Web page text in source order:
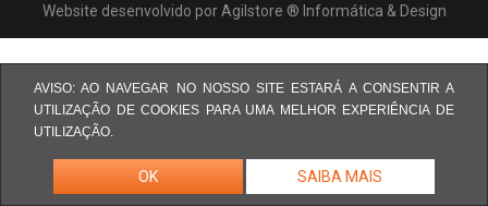
AVISO: AO NAVEGAR NO NOSSO SITE ESTARÁ A CONSENTIR A
UTILIZAÇÃO DE COOKIES PARA UMA MELHOR EXPERIÊNCIA DE
UTILIZAÇÃO.
OK SAIBA MAIS
Website desenvolvido por Agilstore ® Informática & Design